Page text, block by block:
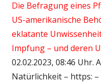
Die Befragung eines
US-amerikanische
eklatante
Impfung – und deren
02.02.2023, 08:46 Uhr.
Natürlichkeit – https: